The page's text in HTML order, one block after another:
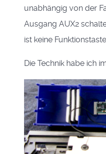
unabhängig von der
Ausgang AUX2
ist keine
Die Technik habe ich